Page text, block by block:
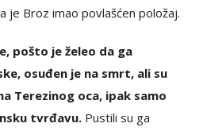
je Broz imao povlašćen položaj.
pošto je želeo da ga
osuđen je na smrt, ali su
Terezinog oca, ipak samo
tvrđavu. Pustili su ga